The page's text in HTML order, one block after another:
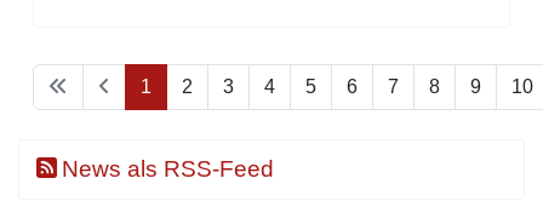
1 2 3 4 5 6 7 8 9 10
News als RSS-Feed